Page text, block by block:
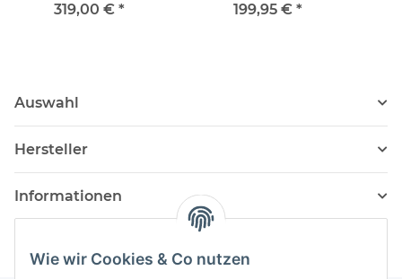
Wie wir Cookies & Co nutzen
319,00 € *
199,95 € *
Auswahl
Hersteller
Informationen